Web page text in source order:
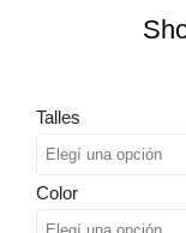
Talles
Color